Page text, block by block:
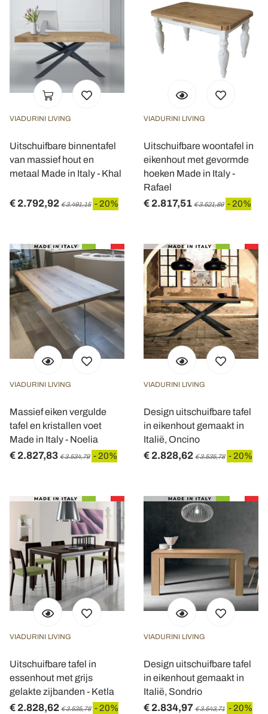
VIADURINI LIVING
Uitschuifbare binnentafel
van massief hout en
metaal Made in Italy - Khal
€ 2.792,92 € 3.491,15 - 20%
VIADURINI LIVING
Uitschuifbare woontafel in
eikenhout met gevormde
hoeken Made in Italy -
Rafael
€ 2.817,51 € 3.521,89 - 20%
VIADURINI LIVING
Massief eiken vergulde
tafel en kristallen voet
Made in Italy - Noelia
€ 2.827,83 € 3.534,79 - 20%
VIADURINI LIVING
Design uitschuifbare tafel
in eikenhout gemaakt in
Italië, Oncino
€ 2.828,62 € 3.535,78 - 20%
VIADURINI LIVING
Uitschuifbare tafel in
essenhout met grijs
gelakte zijbanden - Ketla
€ 2.828,62 € 3.535,78 - 20%
VIADURINI LIVING
Design uitschuifbare tafel
in eikenhout gemaakt in
Italië, Sondrio
€ 2.834,97 € 3.543,71 - 20%